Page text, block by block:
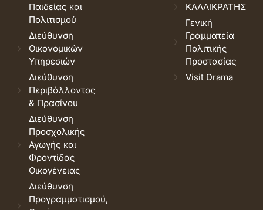
Παιδείας και
Πολιτισμού
Διεύθυνση
Οικονομικών
Υπηρεσιών
Διεύθυνση
Περιβάλλοντος
& Πρασίνου
Διεύθυνση
Προσχολικής
Αγωγής και
Φροντίδας
Οικογένειας
Διεύθυνση
Προγραμματισμού,
ΚΑΛΛΙΚΡΑΤΗΣ
Γενική
Γραμματεία
Πολιτικής
Προστασίας
Visit Drama